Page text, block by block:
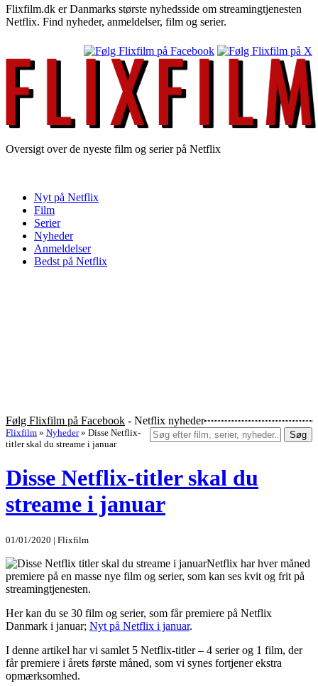
Flixfilm.dk er Danmarks største nyhedsside om streamingtjenesten
Netflix. Find nyheder, anmeldelser, film og serier.
Oversigt over de nyeste film og serier på Netflix
Nyt på Netflix
Film
Serier
Nyheder
Anmeldelser
Bedst på Netflix
Følg Flixfilm på Facebook - Netflix nyheder
Søg
Flixfilm » Nyheder » Disse Netflix-
titler skal du streame i januar
Disse Netflix-titler skal du
streame i januar
01/01/2020 | Flixfilm
Netflix har hver måned
premiere på en masse nye film og serier, som kan ses kvit og frit på
streamingtjenesten.
Her kan du se 30 film og serier, som får premiere på Netflix
Danmark i januar; Nyt på Netflix i januar.
I denne artikel har vi samlet 5 Netflix-titler – 4 serier og 1 film, der
får premiere i årets første måned, som vi synes fortjener ekstra
opmærksomhed.